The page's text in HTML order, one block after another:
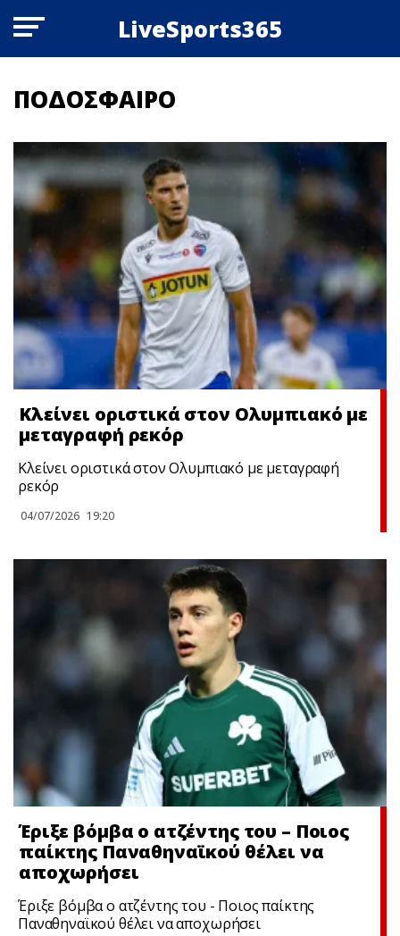
LiveSports365
ΠΟΔΟΣΦΑΙΡΟ
Κλείνει οριστικά στον Ολυμπιακό με
μεταγραφή ρεκόρ
Κλείνει οριστικά στον Ολυμπιακό με μεταγραφή
ρεκόρ
04/07/2026 19:20
Έριξε βόμβα ο ατζέντης του – Ποιος
παίκτης Παναθηναϊκού θέλει να
αποχωρήσει
Έριξε βόμβα ο ατζέντης του - Ποιος παίκτης
Παναθηναϊκού θέλει να αποχωρήσει